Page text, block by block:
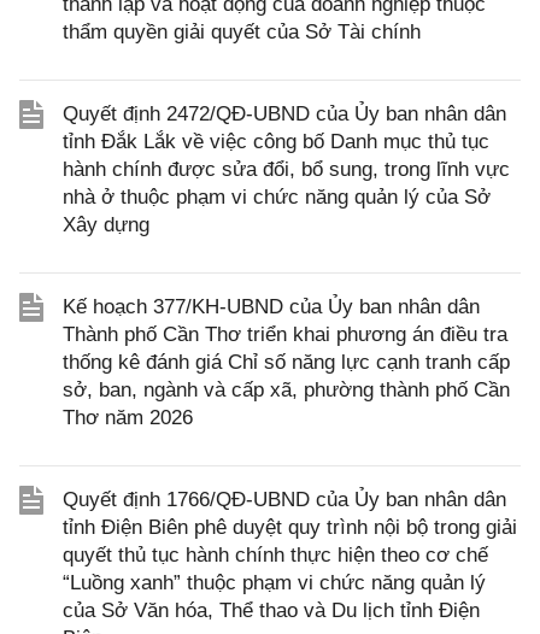
thẩm quyền giải quyết của Sở Tài chính
Quyết định 2472/QĐ-UBND của Ủy ban nhân dân
tỉnh Đắk Lắk về việc công bố Danh mục thủ tục
hành chính được sửa đổi, bổ sung, trong lĩnh vực
nhà ở thuộc phạm vi chức năng quản lý của Sở
Xây dựng
Kế hoạch 377/KH-UBND của Ủy ban nhân dân
Thành phố Cần Thơ triển khai phương án điều tra
thống kê đánh giá Chỉ số năng lực cạnh tranh cấp
sở, ban, ngành và cấp xã, phường thành phố Cần
Thơ năm 2026
Quyết định 1766/QĐ-UBND của Ủy ban nhân dân
tỉnh Điện Biên phê duyệt quy trình nội bộ trong giải
quyết thủ tục hành chính thực hiện theo cơ chế
“Luồng xanh” thuộc phạm vi chức năng quản lý
của Sở Văn hóa, Thể thao và Du lịch tỉnh Điện